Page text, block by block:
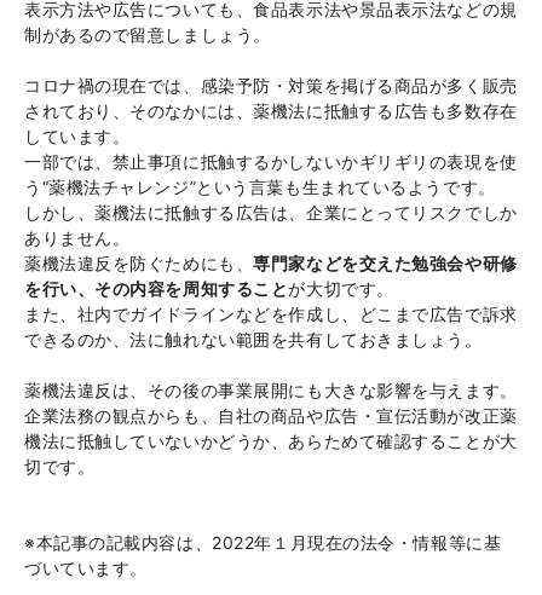
表示方法や広告についても、食品表示法や景品表示法などの規
制があるので留意しましょう。
コロナ禍の現在では、感染予防・対策を掲げる商品が多く販売
されており、そのなかには、薬機法に抵触する広告も多数存在
しています。
一部では、禁止事項に抵触するかしないかギリギリの表現を使
う“薬機法チャレンジ”という言葉も生まれているようです。
しかし、薬機法に抵触する広告は、企業にとってリスクでしか
ありません。
薬機法違反を防ぐためにも、専門家などを交えた勉強会や研修
を行い、その内容を周知することが大切です。
また、社内でガイドラインなどを作成し、どこまで広告で訴求
できるのか、法に触れない範囲を共有しておきましょう。
薬機法違反は、その後の事業展開にも大きな影響を与えます。
企業法務の観点からも、自社の商品や広告・宣伝活動が改正薬
機法に抵触していないかどうか、あらためて確認することが大
切です。
※本記事の記載内容は、2022年１月現在の法令・情報等に基
づいています。